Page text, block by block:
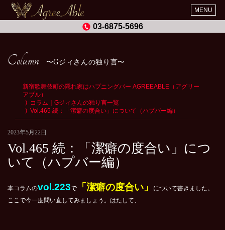
MENU
03-6875-5696
Column Gジィさんの独り言
新宿歌舞伎町の隠れ家はハプニングバー AGREEABLE（アグリー
アブル）
コラム｜Gジィさんの独り言一覧
Vol.465 続：「潔癖の度合い」について（ハプバー編）
2023年5月22日
Vol.465 続：「潔癖の度合い」につ
いて（ハプバー編）
本コラムのvol.223で 「潔癖の度合い」
について書きました。
ここで今一度問い直してみましょう。はたして、